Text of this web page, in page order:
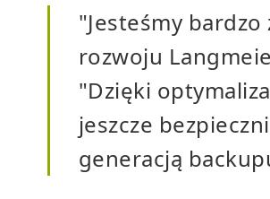
"Jesteśmy
rozwoju
"Dzięki
jeszcze
generacją